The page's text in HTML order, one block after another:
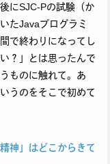
にSJC-Pの試験（か
たJavaプログラミ
で終わりになってし
？」とは思ったんで
ものに触れて。あ
うのをそこで初めて
神」はどこからきて